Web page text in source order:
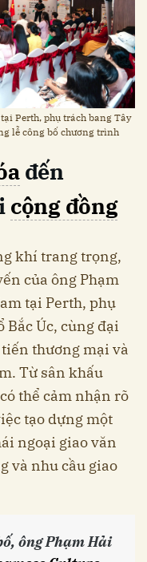
Perth, phụ trách bang Tây
lễ công bố chương trình
đến
cộng đồng
khí trang trọng,
của ông Phạm
tại Perth, phụ
Bắc Úc, cùng đại
thương mại và
Từ sân khấu
thể cảm nhận rõ
tạo dựng một
ngoại giao văn
và nhu cầu giao
ông Phạm Hải